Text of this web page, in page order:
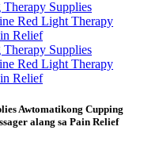
Awtomatikong Cupping
alang sa Pain Relief